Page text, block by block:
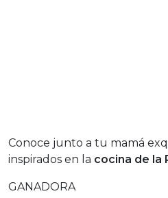
Conoce junto a tu mamá
inspirados en la cocina de la
GANADORA